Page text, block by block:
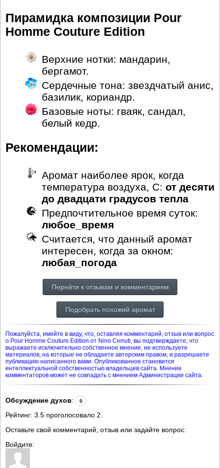
Пирамидка композиции Pour
Homme Couture Edition
Верхние нотки: мандарин,
бергамот.
Сердечные тона: звездчатый анис,
базилик, кориандр.
Базовые ноты: гваяк, сандал,
белый кедр.
Рекомендации:
Аромат наиболее ярок, когда
температура воздуха, С: от десяти
до двадцати градусов тепла
Предпочтительное время суток:
любое_время
Считается, что данный аромат
интересен, когда за окном:
любая_погода
Перейти к отзывам и комментариям
Подобрать похожий аромат
Пожалуйста, имейте в виду, что, оставляя комментарий, отзыв или вопрос
о Pour Homme Couture Edition от Nino Cerruti, вы подтверждаете, что
выражаете исключительно собственное мнение, не используете
материалов, на которые не обладаете авторским правом, и разрешаете
публикацию написанного вами. Опубликованное становится
интеллектуальной собственностью владельцев сайта. Мнение
комментаторов может не совпадать с мнением Администрации сайта.
Обсуждение духов: 0
Рейтинг: 3.5 проголосовало 2
Оставьте свой комментарий, отзыв или задайте вопрос:
Войдите: